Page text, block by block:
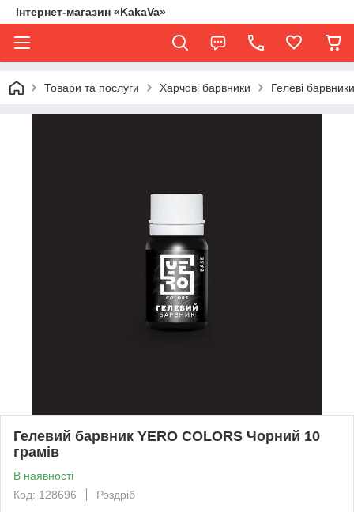
Інтернет-магазин «KakaVa»
Товари та послуги Харчові барвники Гелеві
Гелевий барвник YERO COLORS Чорний 10
грамів
В наявності
Код: 128696
Роздріб